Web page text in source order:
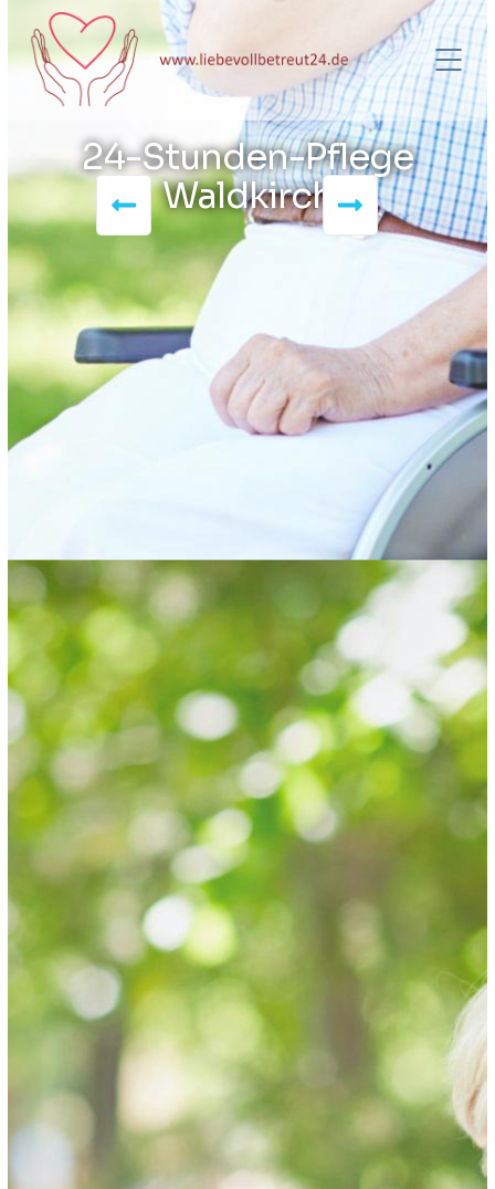
24-Stunden-Pflege
Waldkirch